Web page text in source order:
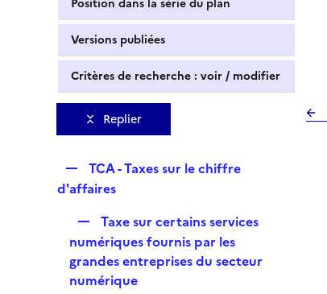
Position dans la série du plan
Versions publiées
Critères de recherche : voir / modifier
Replier
e
l
i
e
r
TCA - Taxes sur le chiffre
d'affaires
e
p
l
Taxe sur certains services
numériques fournis par les
grandes entreprises du secteur
numérique